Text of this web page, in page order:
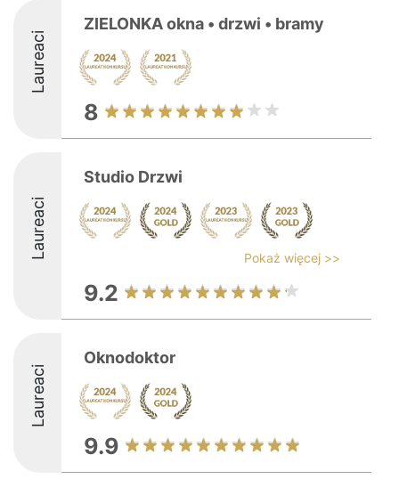
Laureaci
ZIELONKA okna • drzwi • bramy
8
Laureaci
Studio Drzwi
Pokaż więcej >>
9.2
Laureaci
Oknodoktor
9.9